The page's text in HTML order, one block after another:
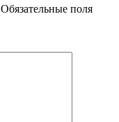
Обязательные поля